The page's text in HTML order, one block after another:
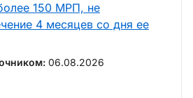
150 МРП, не
4 месяцев со дня ее
06.08.2026